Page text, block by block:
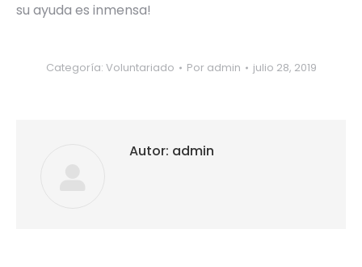
su ayuda es inmensa!
Categoría: Voluntariado Por admin julio 28, 2019
Autor: admin